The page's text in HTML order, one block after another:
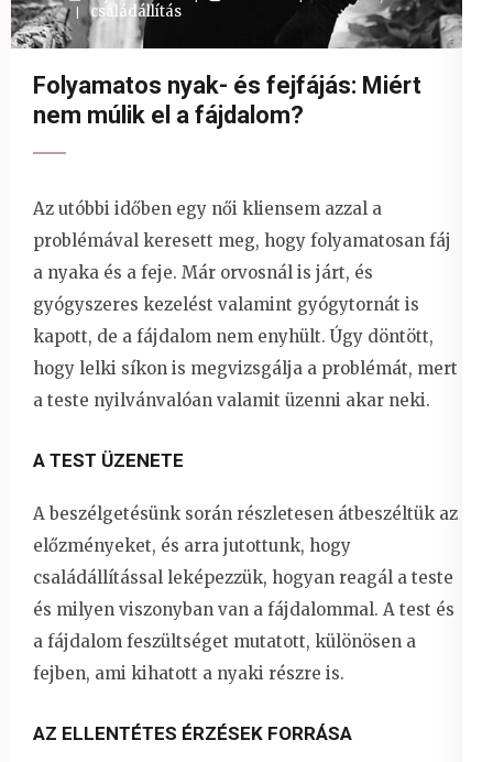
családállítás
Folyamatos nyak- és fejfájás: Miért
nem múlik el a fájdalom?
Az utóbbi időben egy női kliensem azzal a
problémával keresett meg, hogy folyamatosan fáj
a nyaka és a feje. Már orvosnál is járt, és
gyógyszeres kezelést valamint gyógytornát is
kapott, de a fájdalom nem enyhült. Úgy döntött,
hogy lelki síkon is megvizsgálja a problémát, mert
a teste nyilvánvalóan valamit üzenni akar neki.
A TEST ÜZENETE
A beszélgetésünk során részletesen átbeszéltük az
előzményeket, és arra jutottunk, hogy
családállítással leképezzük, hogyan reagál a teste
és milyen viszonyban van a fájdalommal. A test és
a fájdalom feszültséget mutatott, különösen a
fejben, ami kihatott a nyaki részre is.
AZ ELLENTÉTES ÉRZÉSEK FORRÁSA